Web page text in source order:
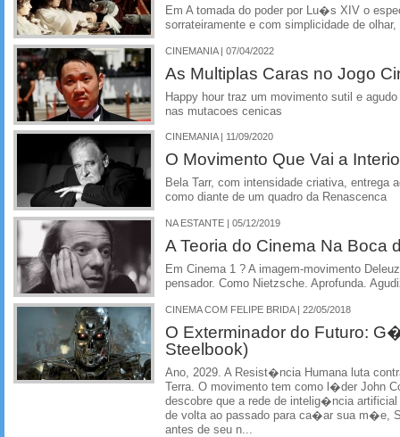
Em A tomada do poder por Lu�s XIV o
sorrateiramente e com simplicidade de
CINEMANIA | 07/04/2022
As Multiplas Caras no Jogo
Happy hour traz um movimento sutil e
nas mutacoes cenicas
CINEMANIA | 11/09/2020
O Movimento Que Vai a
Bela Tarr, com intensidade criativa, entrega
como diante de um quadro da Renascenca
NA ESTANTE | 05/12/2019
A Teoria do Cinema Na Boca
Em Cinema 1 ? A imagem-movimento
pensador. Como Nietzsche. Aprofunda.
CINEMA COM FELIPE BRIDA | 22/05/2018
O Exterminador do Futuro:
Steelbook)
Ano, 2029. A Resist�ncia Humana luta
Terra. O movimento tem como l�der John
descobre que a rede de intelig�ncia
de volta ao passado para ca�ar sua m�e,
antes de seu n...